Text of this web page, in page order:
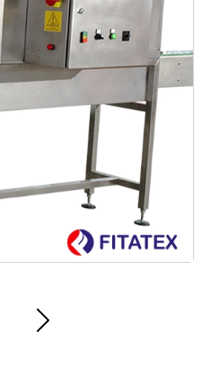
garrafas e frascos
Sleeve Minas gerais